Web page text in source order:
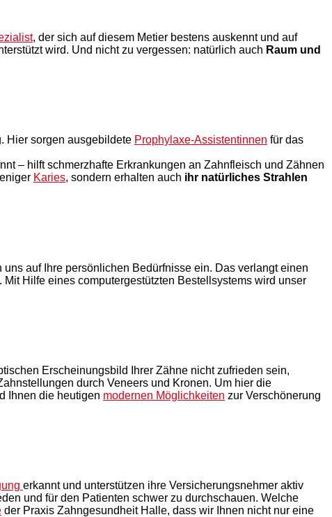
, der sich auf diesem Metier bestens auskennt und auf
wird. Und nicht zu vergessen: natürlich auch Raum und
Hier sorgen ausgebildete Prophylaxe-Assistentinnen für das
– hilft schmerzhafte Erkrankungen an Zahnfleisch und Zähnen
Karies, sondern erhalten auch ihr natürliches Strahlen
auf Ihre persönlichen Bedürfnisse ein. Das verlangt einen
Hilfe eines computergestützten Bestellsystems wird unser
Erscheinungsbild Ihrer Zähne nicht zufrieden sein,
durch Veneers und Kronen. Um hier die
Ihnen die heutigen modernen Möglichkeiten zur Verschönerung
erkannt und unterstützen ihre Versicherungsnehmer aktiv
und für den Patienten schwer zu durchschauen. Welche
der Praxis Zahngesundheit Halle, dass wir Ihnen nicht nur eine